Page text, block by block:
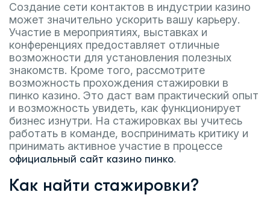
Создание сети контактов в индустрии казино
может значительно ускорить вашу карьеру.
Участие в мероприятиях, выставках и
конференциях предоставляет отличные
возможности для установления полезных
знакомств. Кроме того, рассмотрите
возможность прохождения стажировки в
пинко казино. Это даст вам практический опыт
и возможность увидеть, как функционирует
бизнес изнутри. На стажировках вы учитесь
работать в команде, воспринимать критику и
принимать активное участие в процессе
официальный сайт казино пинко.
Как найти стажировки?